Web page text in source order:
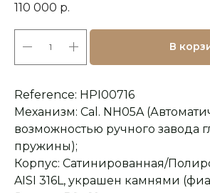
110 000 р.
В
Reference: HPI00716
Механизм: Cal. NH05A
возможностью ручного завода
пружины);
Корпус: Сатинированная/
AISI 316L, украшен камнями